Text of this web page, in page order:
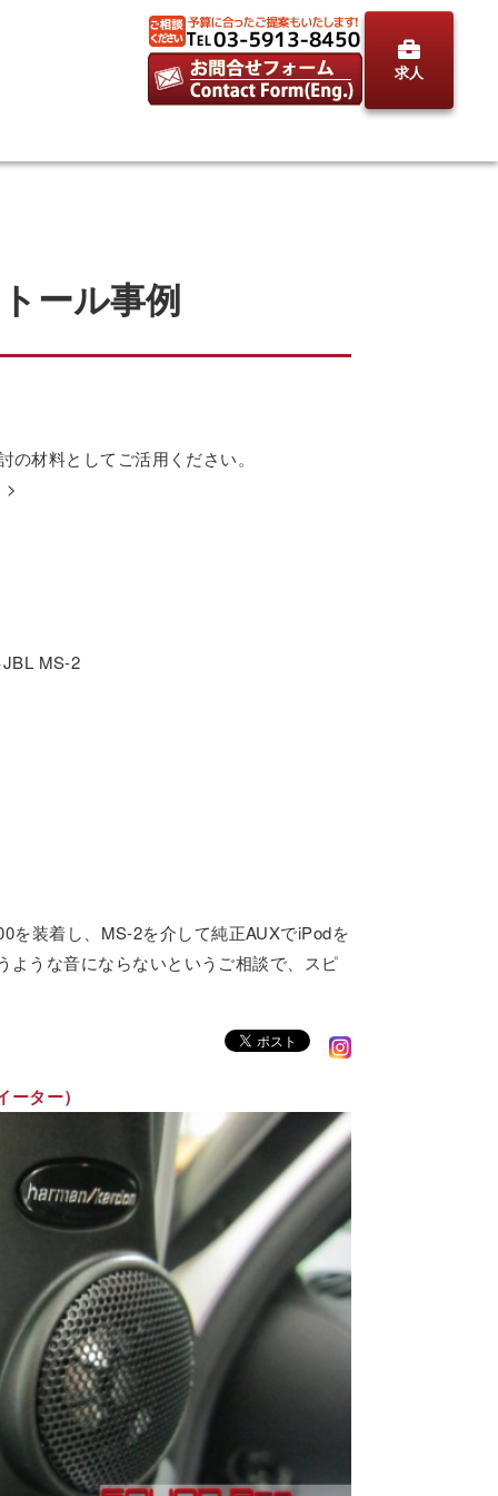
求人
ール事例
材料としてご活用ください。
>
MS-2
を装着し、MS-2を介して純正AUXでiPodを
ような音にならないというご相談で、スピ
ター）